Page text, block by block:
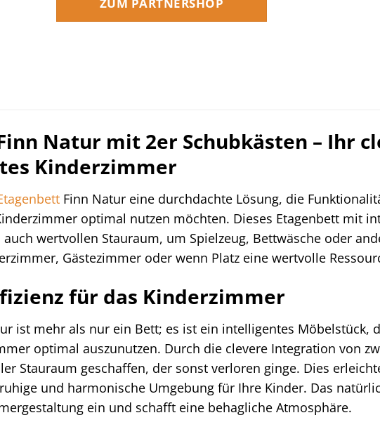
Natur mit 2er Schubkästen – Ihr
Kinderzimmer
Finn Natur eine durchdachte Lösung, die
optimal nutzen möchten. Dieses Etagenbett mit
wertvollen Stauraum, um Spielzeug, Bettwäsche oder
Gästezimmer oder wenn Platz eine wertvolle
für das Kinderzimmer
ist mehr als nur ein Bett; es ist ein intelligentes Möbelstück,
optimal auszunutzen. Durch die clevere Integration von
Stauraum geschaffen, der sonst verloren ginge. Dies
und harmonische Umgebung für Ihre Kinder. Das
ein und schafft eine behagliche Atmosphäre.